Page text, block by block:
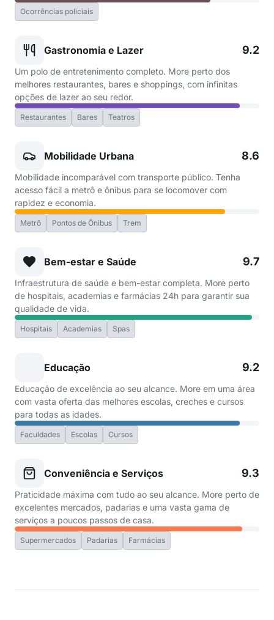
Ocorrências policiais
Gastronomia e Lazer 9.2
Um polo de entretenimento completo. More perto dos
melhores restaurantes, bares e shoppings, com infinitas
opções de lazer ao seu redor.
Restaurantes Bares Teatros
Mobilidade Urbana 8.6
Mobilidade incomparável com transporte público. Tenha
acesso fácil a metrô e ônibus para se locomover com
rapidez e economia.
Metrô Pontos de Ônibus Trem
Bem-estar e Saúde 9.7
Infraestrutura de saúde e bem-estar completa. More perto
de hospitais, academias e farmácias 24h para garantir sua
qualidade de vida.
Hospitais Academias Spas
Educação 9.2
Educação de excelência ao seu alcance. More em uma área
com vasta oferta das melhores escolas, creches e cursos
para todas as idades.
Faculdades Escolas Cursos
Conveniência e Serviços 9.3
Praticidade máxima com tudo ao seu alcance. More perto de
excelentes mercados, padarias e uma vasta gama de
serviços a poucos passos de casa.
Supermercados Padarias Farmácias